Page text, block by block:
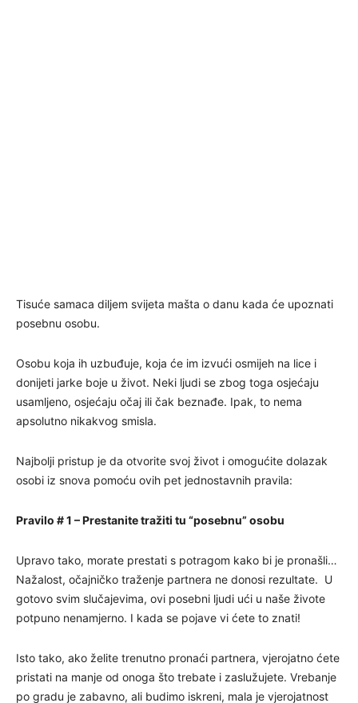
Tisuće samaca diljem svijeta mašta o danu kada će upoznati
posebnu osobu.
Osobu koja ih uzbuđuje, koja će im izvući osmijeh na lice i
donijeti jarke boje u život. Neki ljudi se zbog toga osjećaju
usamljeno, osjećaju očaj ili čak beznađe. Ipak, to nema
apsolutno nikakvog smisla.
Najbolji pristup je da otvorite svoj život i omogućite dolazak
osobi iz snova pomoću ovih pet jednostavnih pravila:
Pravilo # 1 – Prestanite tražiti tu “posebnu” osobu
Upravo tako, morate prestati s potragom kako bi je pronašli…
Nažalost, očajničko traženje partnera ne donosi rezultate. U
gotovo svim slučajevima, ovi posebni ljudi ući u naše živote
potpuno nenamjerno. I kada se pojave vi ćete to znati!
Isto tako, ako želite trenutno pronaći partnera, vjerojatno ćete
pristati na manje od onoga što trebate i zaslužujete. Vrebanje
po gradu je zabavno, ali budimo iskreni, mala je vjerojatnost